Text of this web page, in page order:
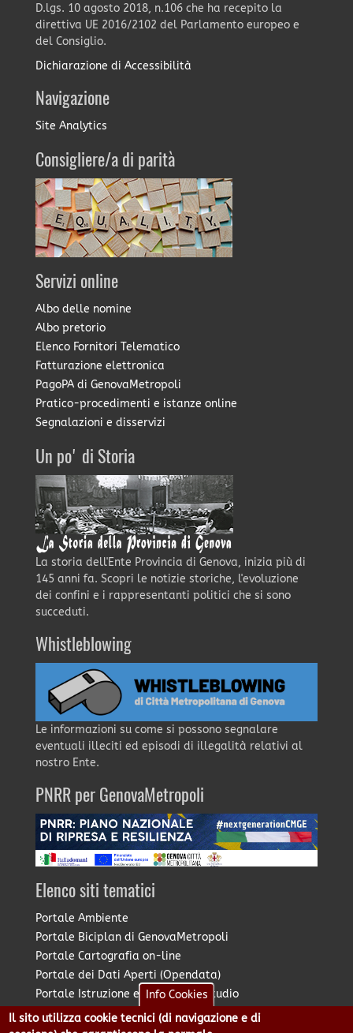
D.lgs. 10 agosto 2018, n.106 che ha recepito la
direttiva UE 2016/2102 del Parlamento europeo e
del Consiglio.
Dichiarazione di Accessibilità
Navigazione
Site Analytics
Consigliere/a di parità
Servizi online
Albo delle nomine
Albo pretorio
Elenco Fornitori Telematico
Fatturazione elettronica
PagoPA di GenovaMetropoli
Pratico-procedimenti e istanze online
Segnalazioni e disservizi
Un po' di Storia
La storia dell'Ente Provincia di Genova, inizia più di
145 anni fa. Scopri le notizie storiche, l'evoluzione
dei confini e i rappresentanti politici che si sono
succeduti.
Whistleblowing
Le informazioni su come si possono segnalare
eventuali illeciti ed episodi di illegalità relativi al
nostro Ente.
PNRR per GenovaMetropoli
Elenco siti tematici
Portale Ambiente
Portale Biciplan di GenovaMetropoli
Portale Cartografia on-line
Portale dei Dati Aperti (Opendata)
Portale Istruzione e Diritto allo Studio
Portale Marketing Territoriale
Info Cookies
Il sito utilizza cookie tecnici (di navigazione e di